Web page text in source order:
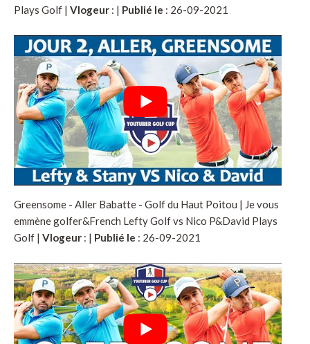
Plays Golf | Vlogeur : | Publié le : 26-09-2021
Greensome - Aller Babatte - Golf du Haut Poitou | Je vous
emmène golfer&French Lefty Golf vs Nico P&David Plays
Golf | Vlogeur : | Publié le : 26-09-2021